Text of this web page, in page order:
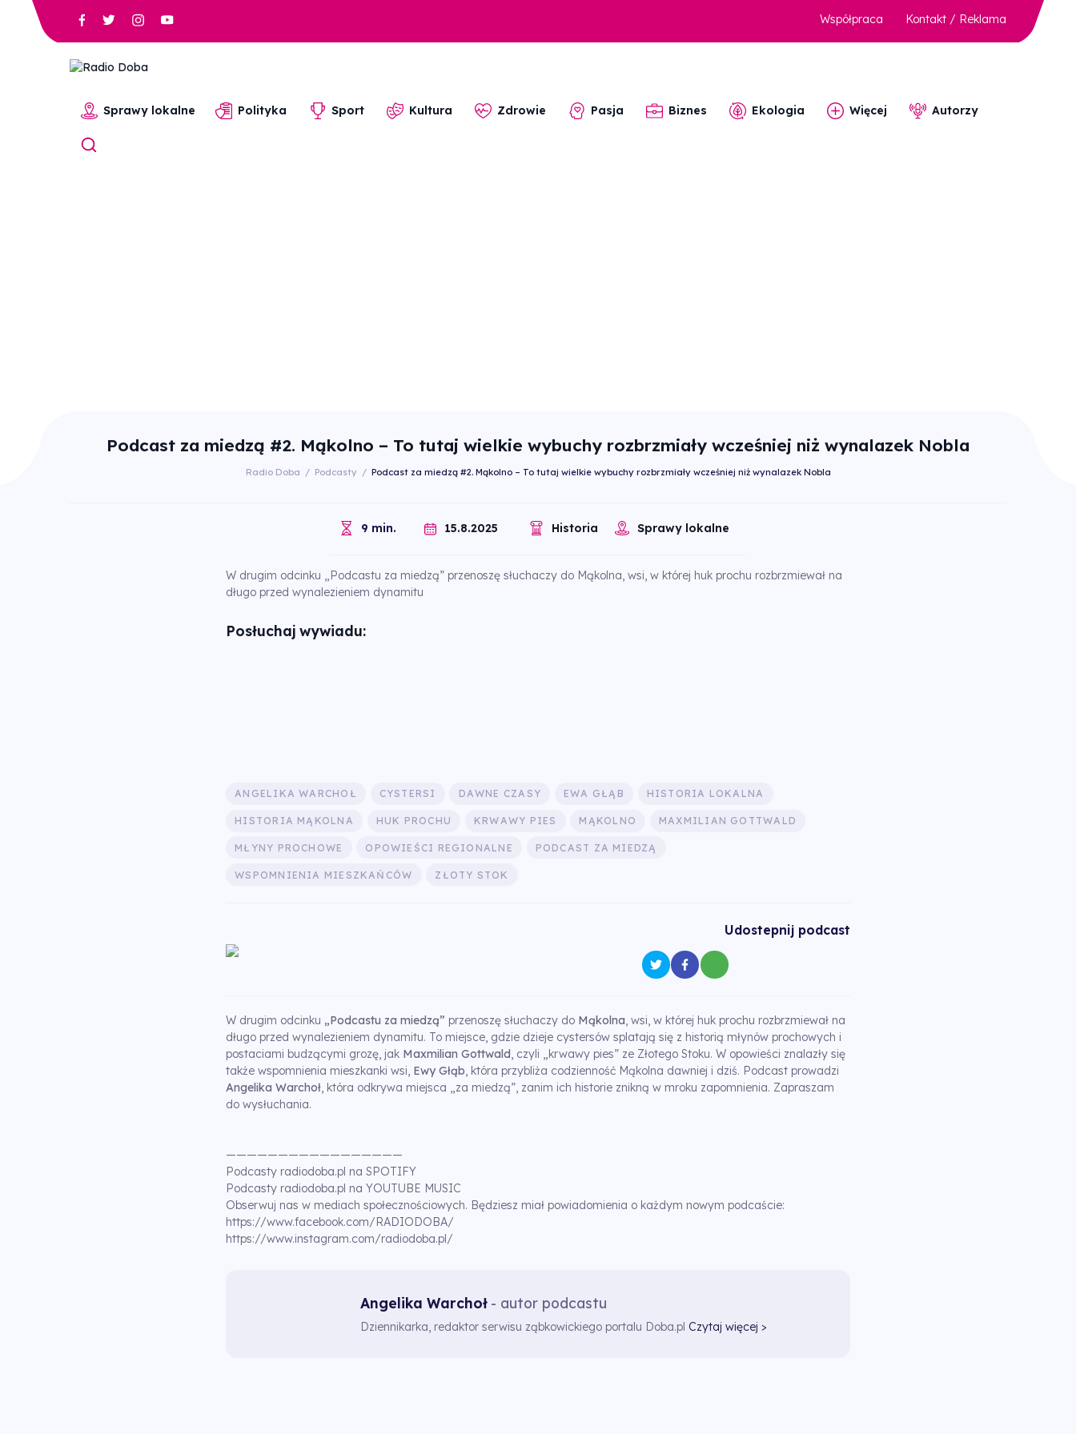
Współpraca Kontakt / Reklama
Sprawy lokalne Polityka Sport Kultura Zdrowie Pasja Biznes Ekologia Więcej Autorzy
Podcast za miedzą #2. Mąkolno – To tutaj wielkie wybuchy rozbrzmiały wcześniej niż wynalazek Nobla
Radio Doba / Podcasty / Podcast za miedzą #2. Mąkolno – To tutaj wielkie wybuchy rozbrzmiały wcześniej niż wynalazek Nobla
9 min. 15.8.2025 Historia Sprawy lokalne
W drugim odcinku „Podcastu za miedzą” przenoszę słuchaczy do Mąkolna, wsi, w której huk prochu rozbrzmiewał na
długo przed wynalezieniem dynamitu
Posłuchaj wywiadu:
ANGELIKA WARCHOŁ CYSTERSI DAWNE CZASY EWA GŁĄB HISTORIA LOKALNA
HISTORIA MĄKOLNA HUK PROCHU KRWAWY PIES MĄKOLNO MAXMILIAN GOTTWALD
MŁYNY PROCHOWE OPOWIEŚCI REGIONALNE PODCAST ZA MIEDZĄ
WSPOMNIENIA MIESZKAŃCÓW ZŁOTY STOK
Udostepnij podcast
W drugim odcinku „Podcastu za miedzą” przenoszę słuchaczy do Mąkolna, wsi, w której huk prochu rozbrzmiewał na
długo przed wynalezieniem dynamitu. To miejsce, gdzie dzieje cystersów splatają się z historią młynów prochowych i
postaciami budzącymi grozę, jak Maxmilian Gottwald, czyli „krwawy pies” ze Złotego Stoku. W opowieści znalazły się
także wspomnienia mieszkanki wsi, Ewy Głąb, która przybliża codzienność Mąkolna dawniej i dziś. Podcast prowadzi
Angelika Warchoł, która odkrywa miejsca „za miedzą”, zanim ich historie znikną w mroku zapomnienia. Zapraszam
do wysłuchania.
—————————————————
Podcasty radiodoba.pl na SPOTIFY
Podcasty radiodoba.pl na YOUTUBE MUSIC
Obserwuj nas w mediach społecznościowych. Będziesz miał powiadomienia o każdym nowym podcaście:
https://www.facebook.com/RADIODOBA/
https://www.instagram.com/radiodoba.pl/
Angelika Warchoł - autor podcastu
Dziennikarka, redaktor serwisu ząbkowickiego portalu Doba.pl Czytaj więcej >